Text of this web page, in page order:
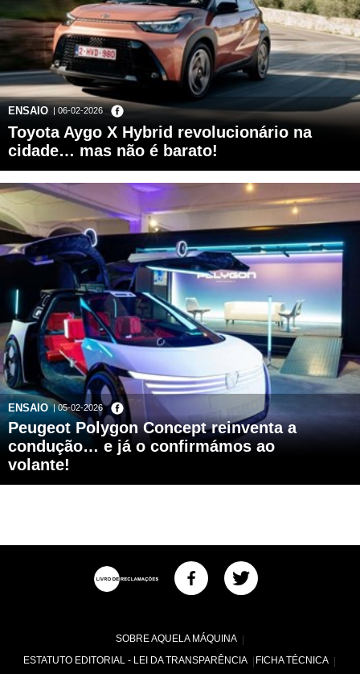
ENSAIO | 06-02-2026
Toyota Aygo X Hybrid revolucionário na
cidade… mas não é barato!
ENSAIO | 05-02-2026
Peugeot Polygon Concept reinventa a
condução… e já o confirmámos ao
volante!
SOBRE AQUELA MÁQUINA
ESTATUTO EDITORIAL - LEI DA TRANSPARÊNCIA
FICHA TÉCNICA